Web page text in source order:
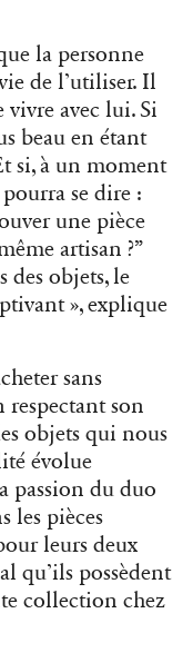
la personne
de l’utiliser. Il
vivre avec lui. Si
beau en étant
si, à un moment
se dire :
une pièce
artisan ?”
objets, le
», explique
sans
respectant son
objets qui nous
évolue
passion du duo
les pièces
leurs deux
qu’ils possèdent
collection chez